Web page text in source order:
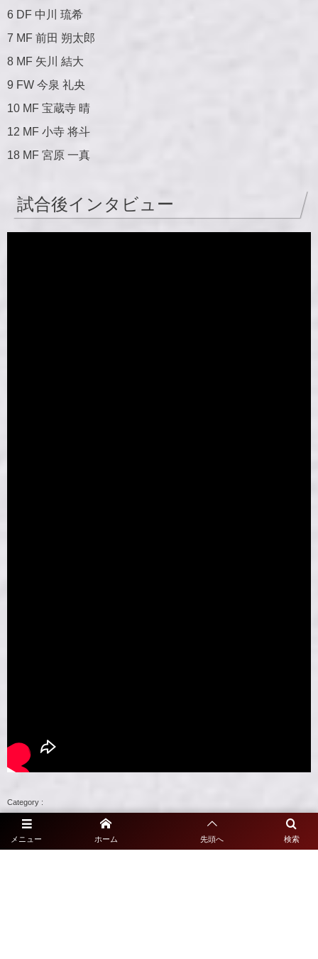
6 DF 中川 琉希
7 MF 前田 朔太郎
8 MF 矢川 結大
9 FW 今泉 礼央
10 MF 宝蔵寺 晴
12 MF 小寺 将斗
18 MF 宮原 一真
試合後インタビュー
新人戦2023
メニュー 検索
ホーム 先頭へ